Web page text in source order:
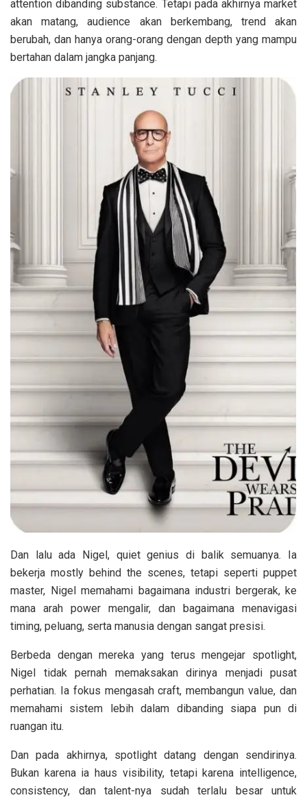
attention dibanding substance. Tetapi pada akhirnya market
akan matang, audience akan berkembang, trend akan
berubah, dan hanya orang-orang dengan depth yang mampu
bertahan dalam jangka panjang.
Dan lalu ada Nigel, quiet genius di balik semuanya. Ia
bekerja mostly behind the scenes, tetapi seperti puppet
master, Nigel memahami bagaimana industri bergerak, ke
mana arah power mengalir, dan bagaimana menavigasi
timing, peluang, serta manusia dengan sangat presisi.
Berbeda dengan mereka yang terus mengejar spotlight,
Nigel tidak pernah memaksakan dirinya menjadi pusat
perhatian. Ia fokus mengasah craft, membangun value, dan
memahami sistem lebih dalam dibanding siapa pun di
ruangan itu.
Dan pada akhirnya, spotlight datang dengan sendirinya.
Bukan karena ia haus visibility, tetapi karena intelligence,
consistency, dan talent-nya sudah terlalu besar untuk